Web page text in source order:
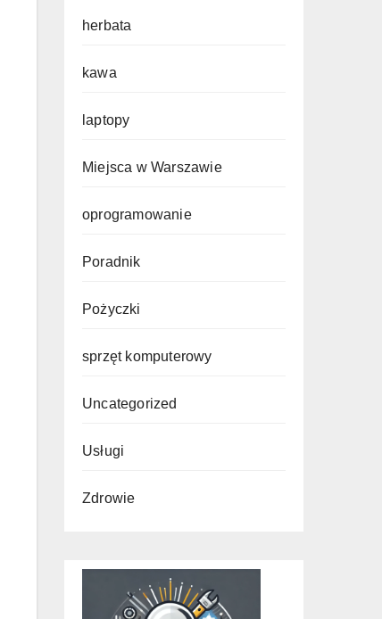
herbata
kawa
laptopy
Miejsca w Warszawie
oprogramowanie
Poradnik
Pożyczki
sprzęt komputerowy
Uncategorized
Usługi
Zdrowie